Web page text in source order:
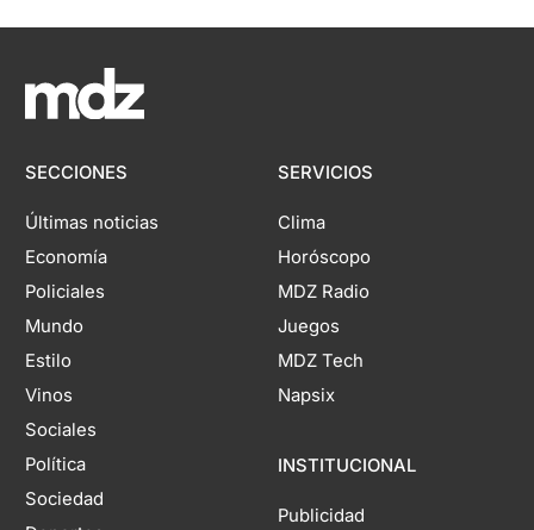
SECCIONES
Últimas noticias
Economía
Policiales
Mundo
Estilo
Vinos
Sociales
Política
Sociedad
SERVICIOS
Clima
Horóscopo
MDZ Radio
Juegos
MDZ Tech
Napsix
INSTITUCIONAL
Publicidad